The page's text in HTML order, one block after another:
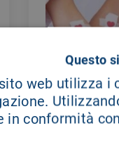
Questo
web utilizza i
in conformità